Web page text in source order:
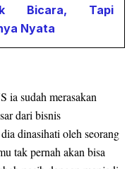
Bicara, Tapi
Nyata
ia sudah merasakan
dari bisnis
dinasihati oleh seorang
tak pernah akan bisa